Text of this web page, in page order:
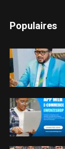
Populaires